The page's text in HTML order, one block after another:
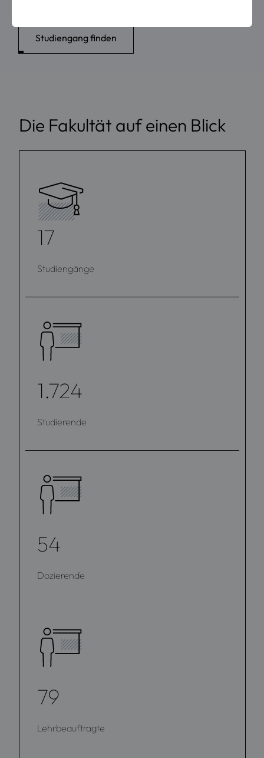
Studiengang finden
Die Fakultät auf einen Blick
17
Studiengänge
1.724
Studierende
54
Dozierende
79
Lehrbeauftragte